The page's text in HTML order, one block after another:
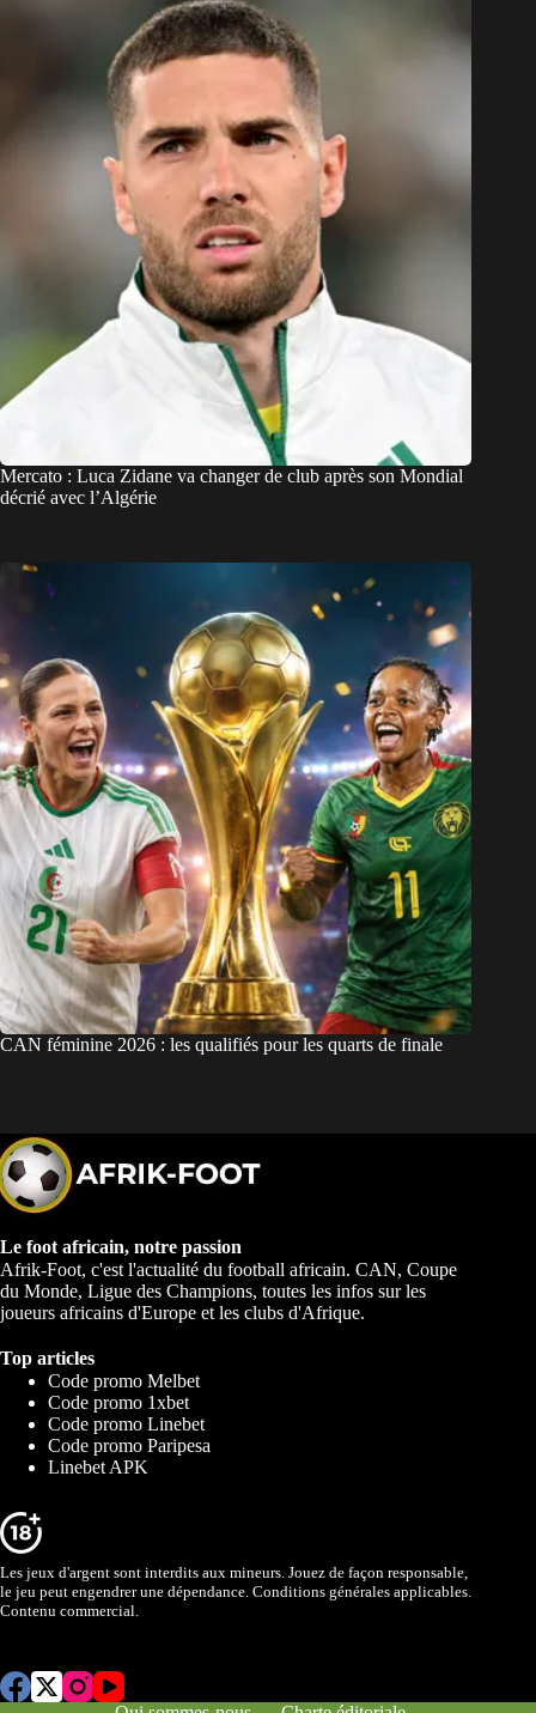
Mercato : Luca Zidane va changer de club après son Mondial
décrié avec l’Algérie
CAN féminine 2026 : les qualifiés pour les quarts de finale
Le foot africain, notre passion
Afrik-Foot, c'est l'actualité du football africain. CAN, Coupe
du Monde, Ligue des Champions, toutes les infos sur les
joueurs africains d'Europe et les clubs d'Afrique.
Top articles
Code promo Melbet
Code promo 1xbet
Code promo Linebet
Code promo Paripesa
Linebet APK
Les jeux d'argent sont interdits aux mineurs. Jouez de façon responsable,
le jeu peut engendrer une dépendance. Conditions générales applicables.
Contenu commercial.